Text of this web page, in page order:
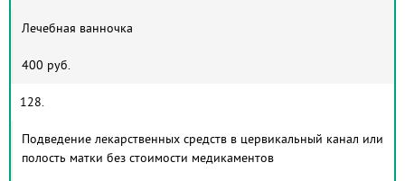
Лечебная ванночка
400 руб.
128.
Подведение лекарственных средств в цервикальный канал или
полость матки без стоимости медикаментов